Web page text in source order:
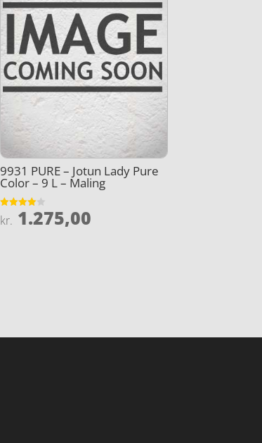
9931 PURE – Jotun Lady Pure
Color – 9 L – Maling
Vurderet
4
kr. 1.275,00